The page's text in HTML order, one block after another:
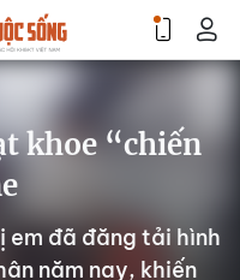
khoe “chiến
em đã đăng tải hình
năm nay, khiến